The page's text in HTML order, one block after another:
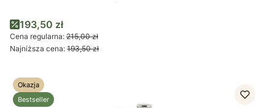
Cena promocyjna
193,50 zł
Cena regularna: 215,00 zł
Najniższa cena: 193,50 zł
Okazja
Bestseller